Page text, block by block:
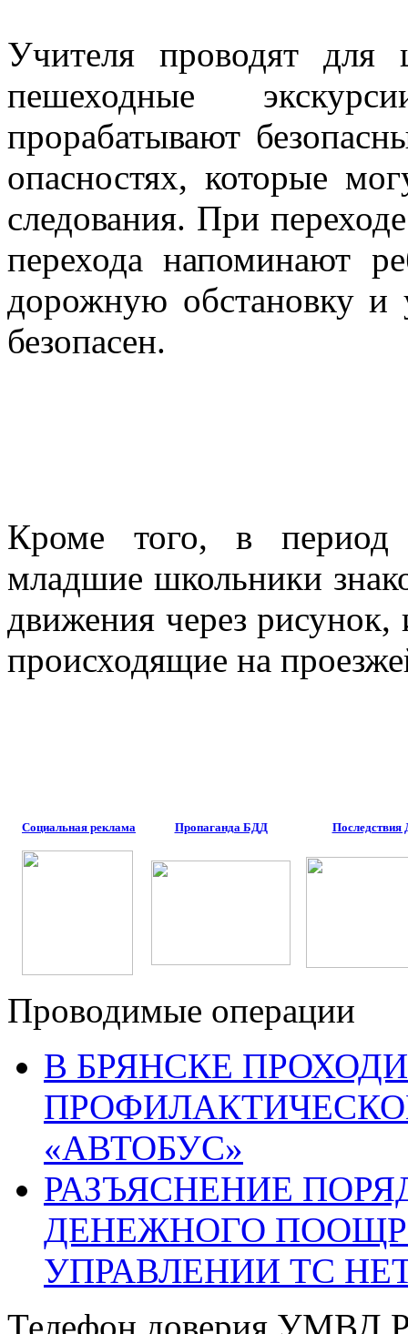
Учителя проводят для
пешеходные
прорабатывают
опасностях, которые
следования. При
перехода напоминают
дорожную обстановку и
безопасен.
Кроме того, в период
младшие школьники
движения через
происходящие на
Социальная реклама Пропаганда БДД
Проводимые операции
В БРЯНСКЕ
«АВТОБУС»
РАЗЪЯСНЕНИЕ
ДЕНЕЖНОГО
УПРАВЛЕНИИ ТС